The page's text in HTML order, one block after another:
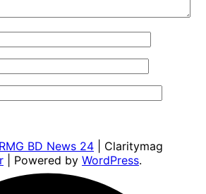
RMG BD News 24 | Claritymag
| Powered by WordPress.